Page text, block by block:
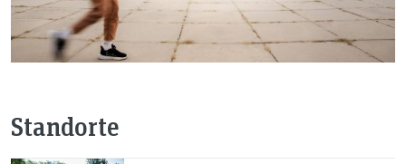
Standorte